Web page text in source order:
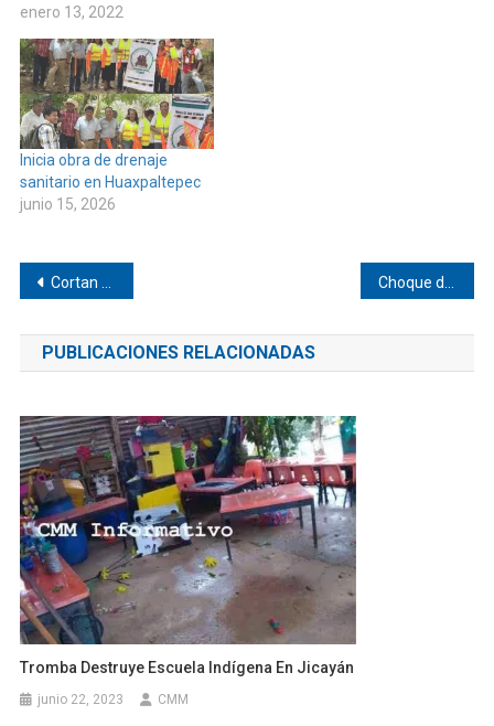
enero 13, 2022
Inicia obra de drenaje
sanitario en Huaxpaltepec
junio 15, 2026
Navegación
de
entradas
Cortan señal móvil en agencia de Jicayan Choque de motos deja dos lesionadas en Pinotepa
PUBLICACIONES RELACIONADAS
Tromba Destruye Escuela Indígena En Jicayán
junio 22, 2023 CMM